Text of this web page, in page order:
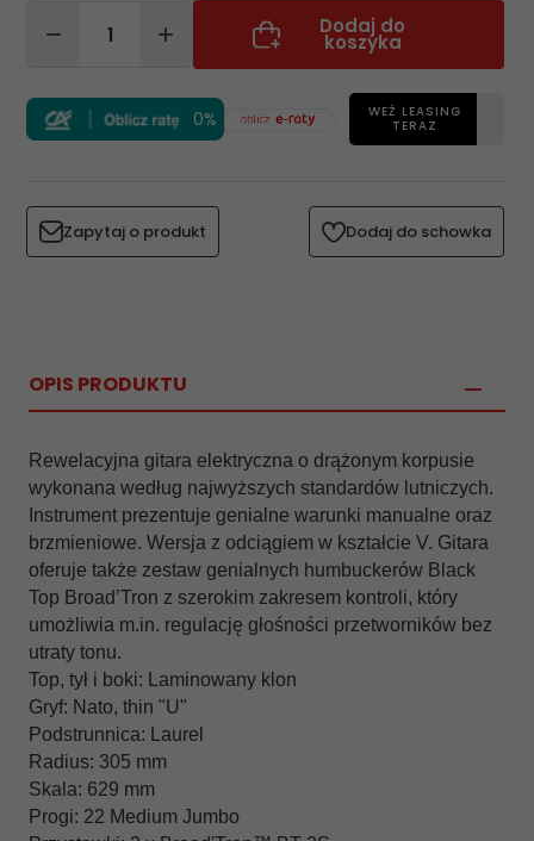
Dodaj do
koszyka
0%
WEŹ LEASING
TERAZ
Zapytaj o produkt Dodaj do schowka
OPIS PRODUKTU
Rewelacyjna gitara elektryczna o drążonym korpusie
wykonana według najwyższych standardów lutniczych.
Instrument prezentuje genialne warunki manualne oraz
brzmieniowe. Wersja z odciągiem w kształcie V. Gitara
oferuje także zestaw genialnych humbuckerów Black
Top Broad’Tron z szerokim zakresem kontroli, który
umożliwia m.in. regulację głośności przetworników bez
utraty tonu.
Top, tył i boki: Laminowany klon
Gryf: Nato, thin "U"
Podstrunnica: Laurel
Radius: 305 mm
Skala: 629 mm
Progi: 22 Medium Jumbo